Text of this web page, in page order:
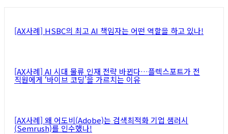
[AX사례] HSBC의 최고 AI 책임자는 어떤 역할을 하고 있나!
[AX사례] AI 시대 물류 인재 전략 바뀐다…플렉스포트가 전
직원에게 ‘바이브 코딩’을 가르치는 이유
[AX사례] 왜 어도비(Adobe)는 검색최적화 기업 샘러시
(Semrush)를 인수했나!